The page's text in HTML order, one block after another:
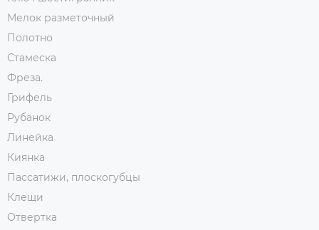
Мелок разметочный
Полотно
Стамеска
Фреза.
Грифель
Рубанок
Линейка
Киянка
Пассатижи, плоскогубцы
Клещи
Отвертка